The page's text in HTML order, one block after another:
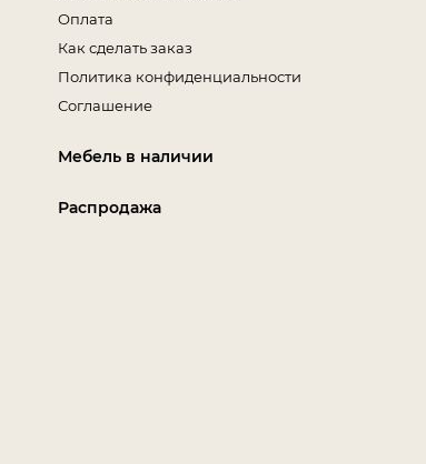
Оплата
Как сделать заказ
Политика конфиденциальности
Соглашение
Мебель в наличии
Распродажа